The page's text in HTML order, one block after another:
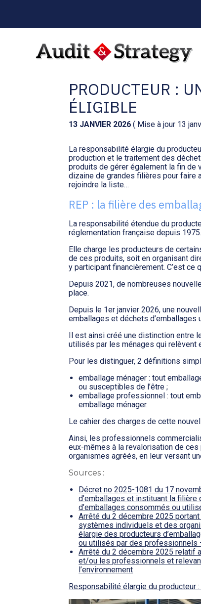
sub-
header
Aller
PRODUCTEUR :
ÉLIGIBLE
13 JANVIER 2026 ( Mise à jour 13
La responsabilité élargie du
production et le traitement des
produits de gérer également la fin
dizaine de grandes filières pour faire
rejoindre la liste…
REP : la filière des
La responsabilité étendue du
réglementation française depuis 1975.
Elle charge les producteurs de
de ces produits, soit en organisant
y participant financièrement. C’est ce
Depuis 2021, de nombreuses
place.
Depuis le 1er janvier 2026, une
emballages et déchets
Il est ainsi créé une distinction
utilisés par les ménages qui relèvent
Pour les distinguer, 2 définitions
emballage ménager : tout
ou susceptibles de l’être ;
emballage professionnel : tout
emballage ménager.
Le cahier des charges de cette
Ainsi, les professionnels
eux-mêmes à la revalorisation de
organismes agréés, en leur versant
Sources :
Décret no 2025-1081 du 17
d’emballages et instituant la
d’emballages consommés ou
Arrêté du 2 décembre 2025
systèmes individuels et des
élargie des producteurs
ou utilisés par des professionnels
Arrêté du 2 décembre 2025 relatif
et/ou les professionnels et
l’environnement
Responsabilité élargie du producteur